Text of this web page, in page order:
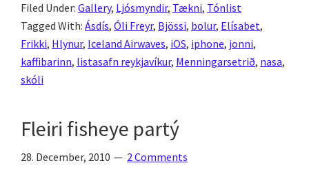
–
Dagur
4
–
tónleika-
partý-
Filed Under: Gallery, Ljósmyndir, Tækni, Tónlist
Tagged With: Ásdís, Óli Freyr, Bjössi, bolur, Elísabet,
Frikki, Hlynur, Iceland Airwaves, iOS, iphone, jonni,
kaffibarinn, listasafn reykjavíkur, Menningarsetrið, nasa,
skóli
Fleiri fisheye partý
28. December, 2010 2 Comments